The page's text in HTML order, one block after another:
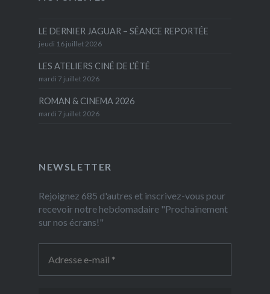
LE DERNIER JAGUAR – SÉANCE REPORTÉE
jeudi 16 juillet 2026
LES ATELIERS CINÉ DE L’ÉTÉ
mardi 7 juillet 2026
ROMAN & CINEMA 2026
mardi 7 juillet 2026
NEWSLETTER
Rejoignez 685 d'autres et inscrivez-vous pour
recevoir notre hebdomadaire "Prochainement
sur nos écrans!"